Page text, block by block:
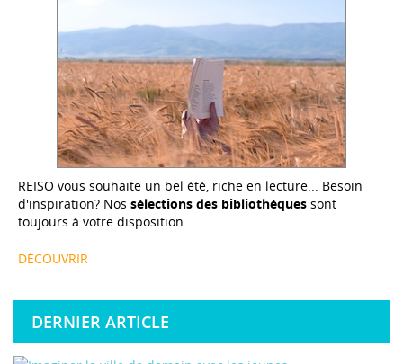
REISO vous souhaite un bel été, riche en lecture... Besoin
d'inspiration? Nos sélections des bibliothèques sont
toujours à votre disposition.
DÉCOUVRIR
DERNIER ARTICLE